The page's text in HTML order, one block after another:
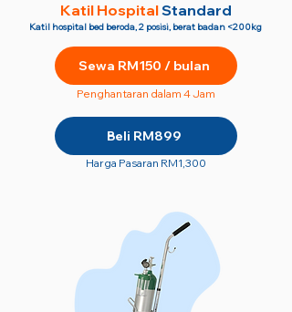
Katil HospitalStandard
Katil hospital bed beroda, 2 posisi, berat badan <200kg
Sewa RM150 / bulan
Penghantaran dalam 4 Jam
Beli RM899
Harga Pasaran RM1,300